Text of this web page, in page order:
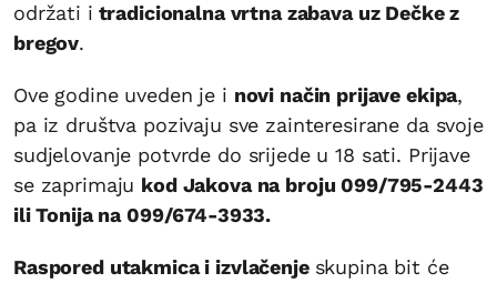
održati i tradicionalna vrtna zabava uz Dečke z
bregov.
Ove godine uveden je i novi način prijave ekipa,
pa iz društva pozivaju sve zainteresirane da svoje
sudjelovanje potvrde do srijede u 18 sati. Prijave
se zaprimaju kod Jakova na broju 099/795-2443
ili Tonija na 099/674-3933.
Raspored utakmica i izvlačenje skupina bit će